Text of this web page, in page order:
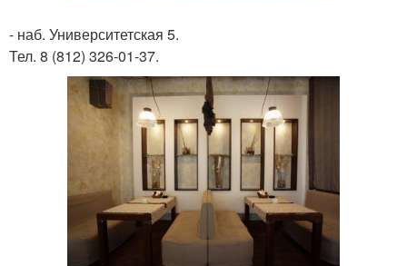
- наб. Университетская 5.
Тел. 8 (812) 326-01-37.